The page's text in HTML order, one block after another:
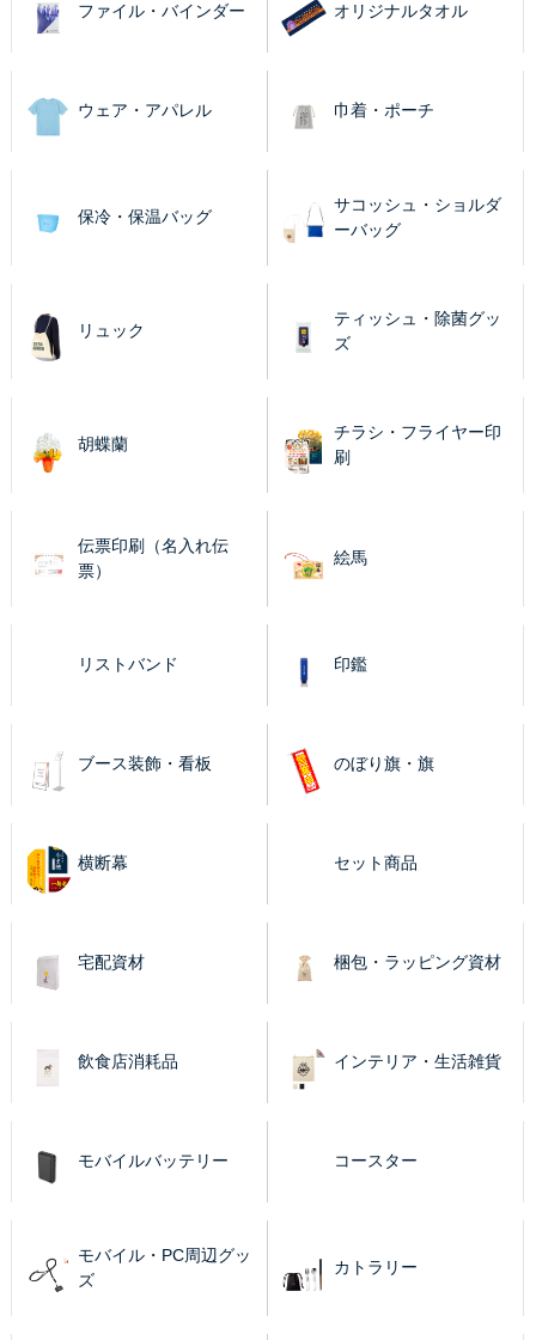
ファイル・バインダー オリジナルタオル
ウェア・アパレル 巾着・ポーチ
保冷・保温バッグ
サコッシュ・ショルダ
ーバッグ
リュック
ティッシュ・除菌グッ
ズ
胡蝶蘭
チラシ・フライヤー印
刷
伝票印刷（名入れ伝
票）
絵馬
リストバンド 印鑑
ブース装飾・看板 のぼり旗・旗
横断幕 セット商品
宅配資材 梱包・ラッピング資材
飲食店消耗品 インテリア・生活雑貨
モバイルバッテリー コースター
モバイル・PC周辺グッ
ズ
カトラリー